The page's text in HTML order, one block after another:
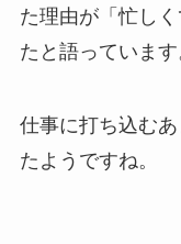
た理由が「忙し
たと語っています
仕事に打ち込む
たようですね。